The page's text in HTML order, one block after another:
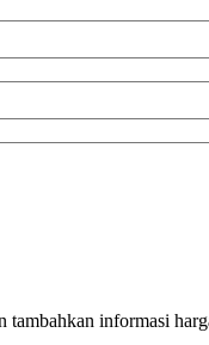
informasi